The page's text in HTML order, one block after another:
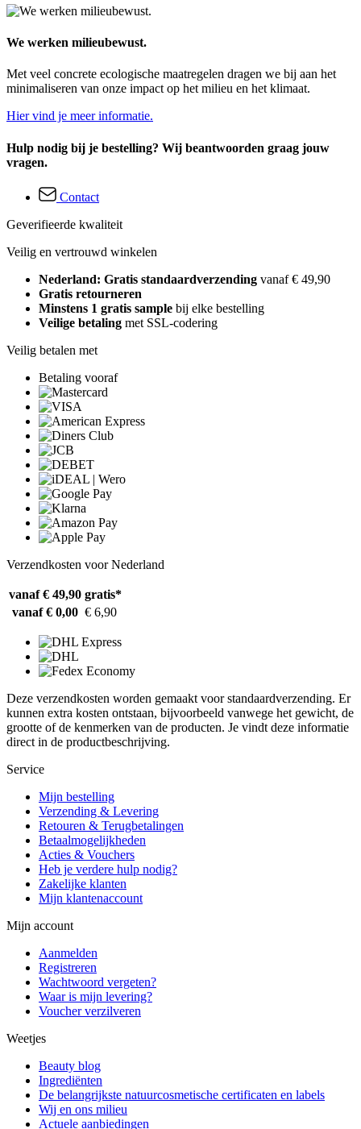
We werken milieubewust.
Met veel concrete ecologische maatregelen dragen we bij aan het
minimaliseren van onze impact op het milieu en het klimaat.
Hier vind je meer informatie.
Hulp nodig bij je bestelling? Wij beantwoorden graag jouw
vragen.
Contact
Geverifieerde kwaliteit
Veilig en vertrouwd winkelen
Nederland: Gratis standaardverzending vanaf € 49,90
Gratis retourneren
Minstens 1 gratis sample bij elke bestelling
Veilige betaling met SSL-codering
Veilig betalen met
Betaling vooraf
Verzendkosten voor Nederland
vanaf € 49,90 gratis*
vanaf € 0,00 € 6,90
Deze verzendkosten worden gemaakt voor standaardverzending. Er
kunnen extra kosten ontstaan, bijvoorbeeld vanwege het gewicht, de
grootte of de kenmerken van de producten. Je vindt deze informatie
direct in de productbeschrijving.
Service
Mijn bestelling
Verzending & Levering
Retouren & Terugbetalingen
Betaalmogelijkheden
Acties & Vouchers
Heb je verdere hulp nodig?
Zakelijke klanten
Mijn klantenaccount
Mijn account
Aanmelden
Registreren
Wachtwoord vergeten?
Waar is mijn levering?
Voucher verzilveren
Weetjes
Beauty blog
Ingrediënten
De belangrijkste natuurcosmetische certificaten en labels
Wij en ons milieu
Actuele aanbiedingen